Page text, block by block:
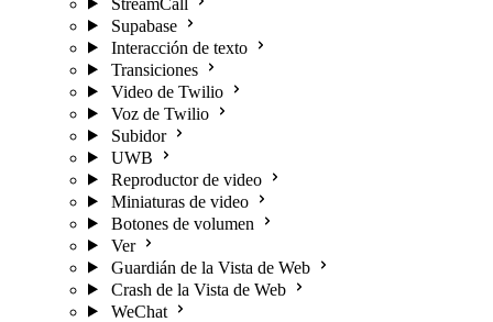
Supabase
Interacción de texto
Transiciones
Video de Twilio
Voz de Twilio
Subidor
UWB
Reproductor de video
Miniaturas de video
Botones de volumen
Ver
Guardián de la Vista de Web
Crash de la Vista de Web
WeChat